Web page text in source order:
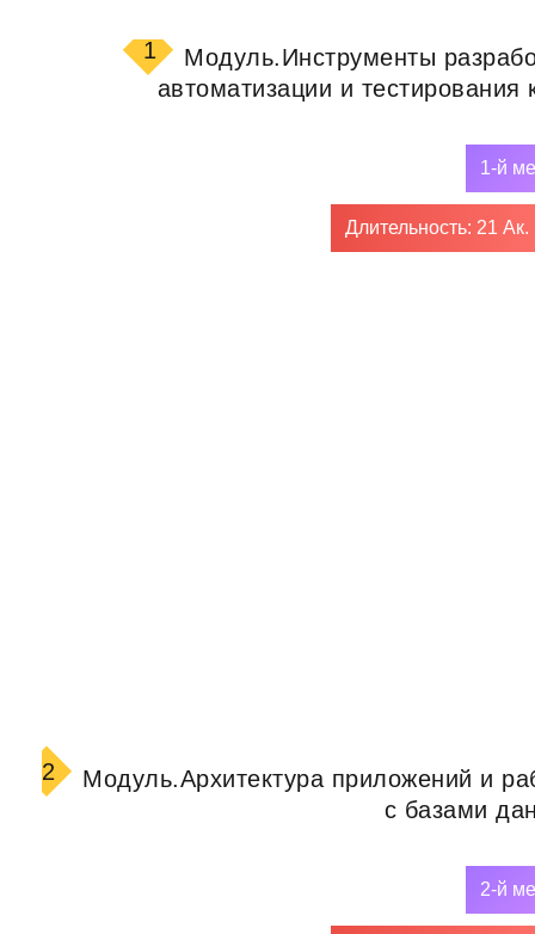
1 Модуль.Инструменты
автоматизации и тестирования
1-й
Длительность: 21 Ак.
2 Модуль.Архитектура приложений и
с базами
2-й